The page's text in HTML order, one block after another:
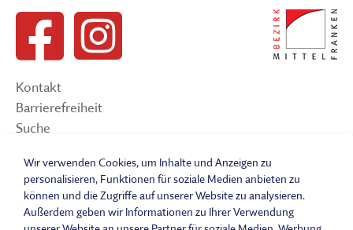
Kontakt
Barrierefreiheit
Suche
Impressum
Datenschutzerklärung
Barrierefreiheitserklärung
Wir verwenden Cookies, um Inhalte und Anzeigen zu
personalisieren, Funktionen für soziale Medien anbieten zu
können und die Zugriffe auf unserer Website zu analysieren.
Außerdem geben wir Informationen zu Ihrer Verwendung